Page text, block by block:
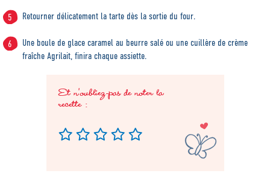
Retourner délicatement la tarte dès la sortie du four.
Une boule de glace caramel au beurre salé ou une cuillère de crème
fraîche Agrilait, finira chaque assiette.
Et n'oubliez-pas de noter la
recette :